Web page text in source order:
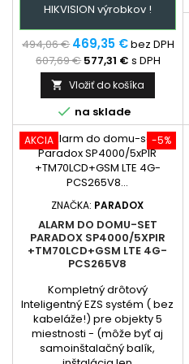
GSM + prehladný manual
hlavným prvkom
zabezpečovacieho systému
Paradox,...
HIKVISION výrobkov !
494,06 €469,35 €bez DPH
607,69 €577,31 € s DPH
 Vložiť do košíka
 na sklade
-5%
AKCIA
ZNAČKA: PARADOX
ALARM DO DOMU-SET
PARADOX SP4000/5XPIR
+TM70LCD+GSM LTE 4G-
PCS265V8
Kompletný drôtový
Inteligentný EZS systém ( bez
kabeláže!) pre objekty 5
miestnosti - (môže byť aj
samoinštalačný balík,